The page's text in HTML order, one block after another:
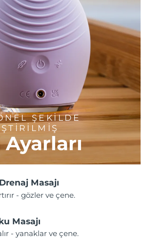
ŞEKİLDE
Masajı
- gözler ve çene.
Masajı
- yanaklar ve çene.